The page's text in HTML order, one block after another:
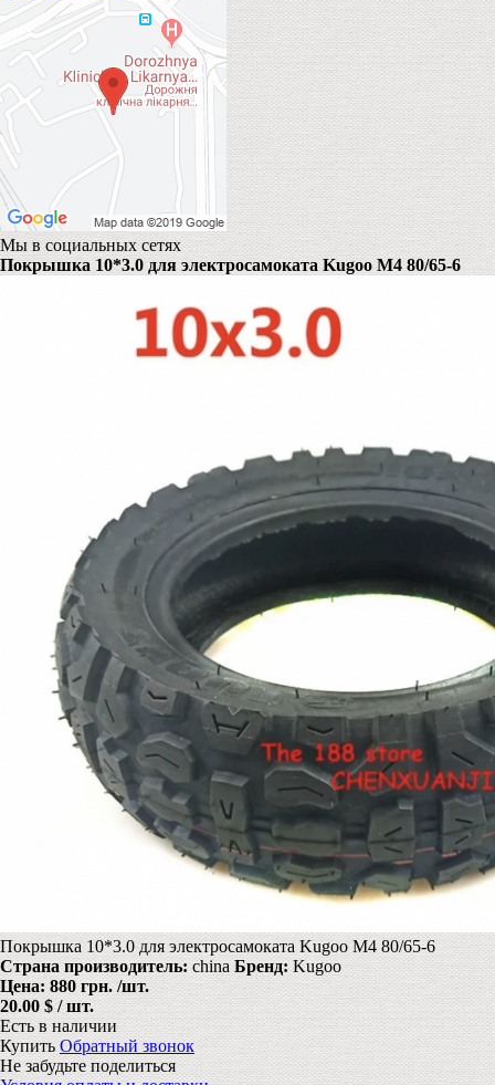
Мы в социальных сетях
Покрышка 10*3.0 для электросамоката Kugoo M4 80/65-6
Покрышка 10*3.0 для электросамоката Kugoo M4 80/65-6
Страна производитель:china Бренд:Kugoo
Цена:880 грн./шт.
20.00 $ / шт.
Есть в наличии
Купить Обратный звонок
Не забудьте поделиться